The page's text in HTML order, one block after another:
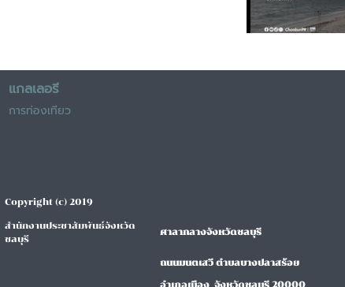
แกลเลอรี
การท่องเทียว
Copyright (c) 2019
สำนักงานประชาสัมพันธ์จังหวัด
ชลบุรี
ศาลากลางจังหวัดชลบุรี
ถนนมนตเสวี ตำบลบางปลาสร้อย
อำเภอเมือง จังหวัดชลบุรี 20000